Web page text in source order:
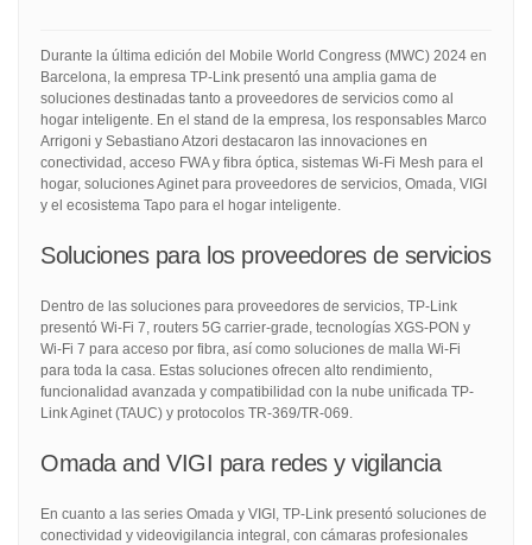
Durante la última edición del Mobile World Congress (MWC) 2024 en
Barcelona, la empresa TP-Link presentó una amplia gama de
soluciones destinadas tanto a proveedores de servicios como al
hogar inteligente. En el stand de la empresa, los responsables Marco
Arrigoni y Sebastiano Atzori destacaron las innovaciones en
conectividad, acceso FWA y fibra óptica, sistemas Wi-Fi Mesh para el
hogar, soluciones Aginet para proveedores de servicios, Omada, VIGI
y el ecosistema Tapo para el hogar inteligente.
Soluciones para los proveedores de servicios
Dentro de las soluciones para proveedores de servicios, TP-Link
presentó Wi-Fi 7, routers 5G carrier-grade, tecnologías XGS-PON y
Wi-Fi 7 para acceso por fibra, así como soluciones de malla Wi-Fi
para toda la casa. Estas soluciones ofrecen alto rendimiento,
funcionalidad avanzada y compatibilidad con la nube unificada TP-
Link Aginet (TAUC) y protocolos TR-369/TR-069.
Omada and VIGI para redes y vigilancia
En cuanto a las series Omada y VIGI, TP-Link presentó soluciones de
conectividad y videovigilancia integral, con cámaras profesionales